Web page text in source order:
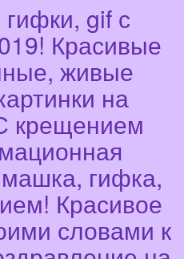
gif с
Красивые
живые
на
крещением
гифка,
Красивое
словами к